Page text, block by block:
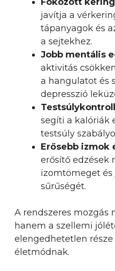
javítja a
tápanyagok és
a sejtekhez.
Jobb mentális
aktivitás
a hangulatot és
depresszió
segíti a kalóriák
testsúly
Erősebb izmok
erősítő edzések
izomtömeget
sűrűségét.
A rendszeres mozgás
hanem a szellemi
elengedhetetlen része
életmódnak.